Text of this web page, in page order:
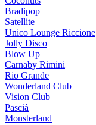
Bradipop
Satellite
Unico Lounge Riccione
Jolly Disco
Blow Up
Carnaby Rimini
Rio Grande
Wonderland Club
Vision Club
Pascià
Monsterland